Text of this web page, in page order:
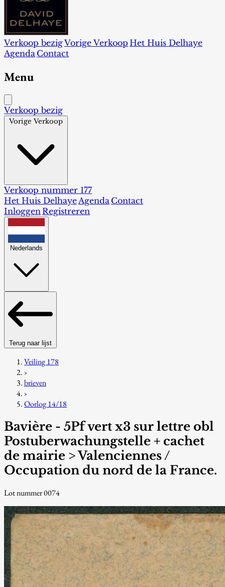
Verkoop bezigVorige Verkoop Het Huis Delhaye
Agenda Contact
Menu
Verkoop bezig
Vorige Verkoop
Verkoop nummer 177
Het Huis DelhayeAgenda Contact
InloggenRegistreren
Nederlands
Terug naar lijst
Veiling 178
›
brieven
›
Oorlog 14/18
Bavière - 5Pf vert x3 sur lettre obl
Postuberwachungstelle + cachet
de mairie > Valenciennes /
Occupation du nord de la France.
Lot nummer 0074